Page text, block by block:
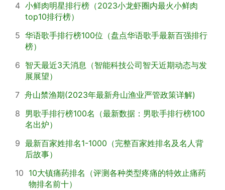
4 小鲜肉明星排行榜（2023小龙虾圈内最火小鲜肉
top10排行榜）
5 华语歌手排行榜100位（盘点华语歌手最新百强排行
榜）
6 智天最近3天消息（智能科技公司智天近期动态与发
展展望）
7 舟山禁渔期(2023年最新舟山渔业严管政策详解)
8 男歌手排行榜100名（最新数据：男歌手排行榜100
名出炉）
9 最新百家姓排名1-1000（完整百家姓排名及名人背
后故事）
10 10大镇痛药排名（评测各种类型疼痛的特效止痛药
物排名前十）